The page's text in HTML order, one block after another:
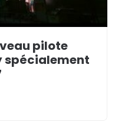
pilote
spécialement